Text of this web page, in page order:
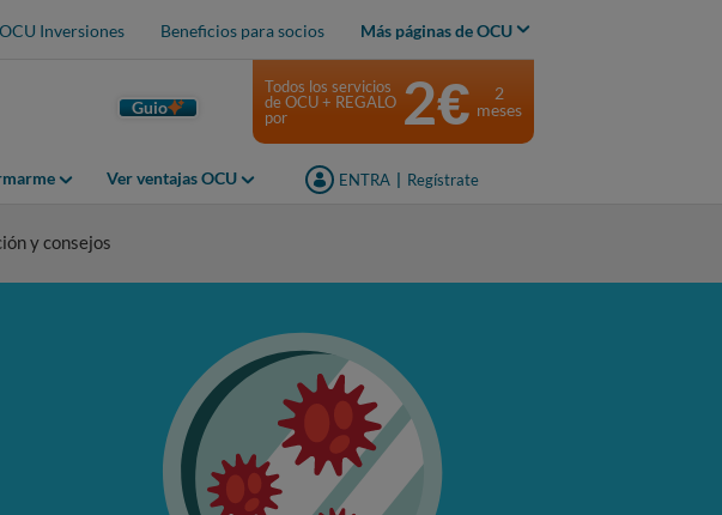
OCU Inversiones Beneficios para socios Más páginas de OCU
Guio
Ver ventajas OCU ENTRA Regístrate
Todos los servicios
de OCU + REGALO
por
2€
2
meses
y consejos